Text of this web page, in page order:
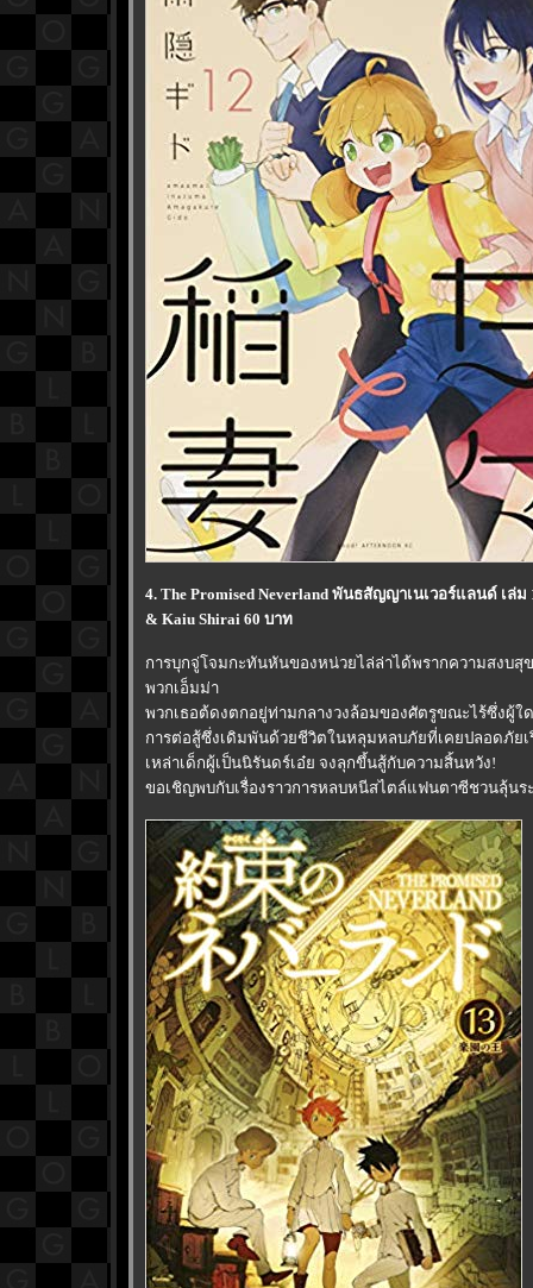
4. The Promised Neverland พันธสัญญาเนเวอร์แลนด์ เล่ม
& Kaiu Shirai 60 บาท
การบุกจู่โจมกะทันหันของหน่วยไล่ล่าได้พรากความสงบสุ
พวกเอ็มม่า
พวกเธอต้ดงตกอยู่ท่ามกลางวงล้อมของศัตรูขณะไร้ซึ่งผู้ใ
การต่อสู้ซึ่งเดิมพันด้วยชีวิตในหลุมหลบภัยที่เคยปลอดภัย
เหล่าเด็กผู้เป็นนิรันดร์เอ๋ย จงลุกขึ้นสู้กับความสิ้นหวัง!
ขอเชิญพบกับเรื่องราวการหลบหนีสไตล์แฟนตาซีชวนลุ้น